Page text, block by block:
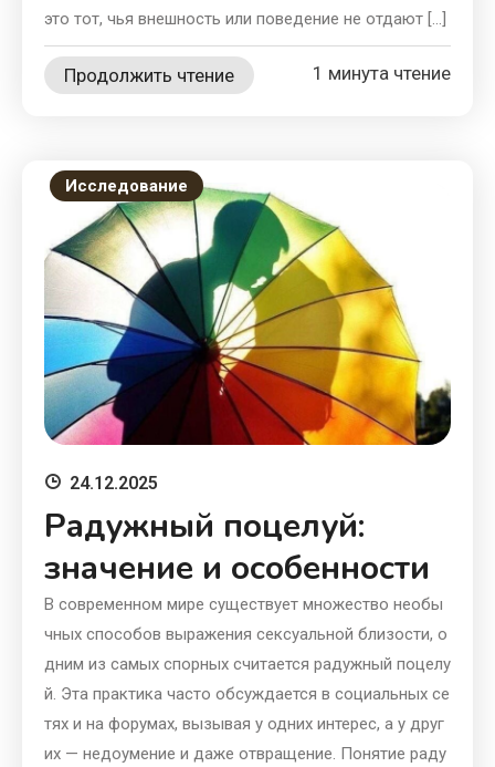
это тот, чья внешность или поведение не отдают […]
Продолжить чтение 1 минута чтение
Исследование
24.12.2025
Радужный поцелуй:
значение и особенности
В современном мире существует множество необы
чных способов выражения сексуальной близости, о
дним из самых спорных считается радужный поцелу
й. Эта практика часто обсуждается в социальных се
тях и на форумах, вызывая у одних интерес, а у друг
их — недоумение и даже отвращение. Понятие раду